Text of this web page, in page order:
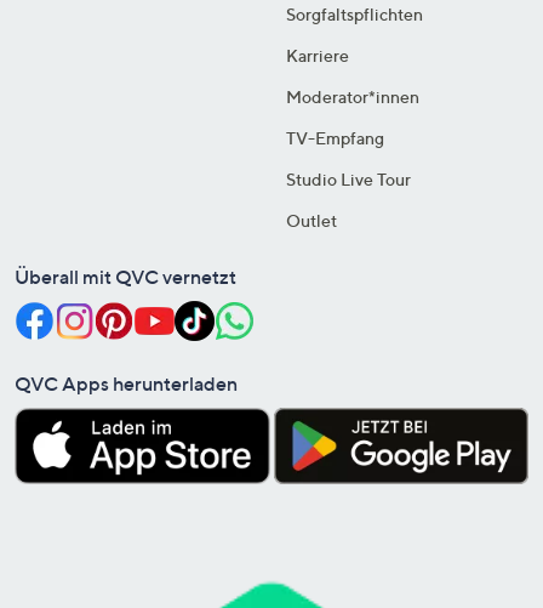
Sorgfaltspflichten
Karriere
Moderator*innen
TV-Empfang
Studio Live Tour
Outlet
Überall mit QVC vernetzt
QVC Apps herunterladen